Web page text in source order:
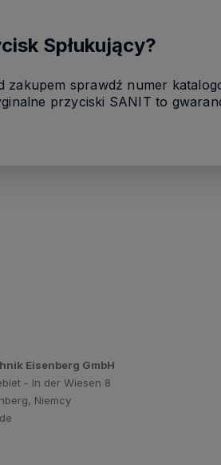
Spłukujący?
sprawdź numer
przyciski SANIT to
Eisenberg GmbH
- In der Wiesen 8
Niemcy